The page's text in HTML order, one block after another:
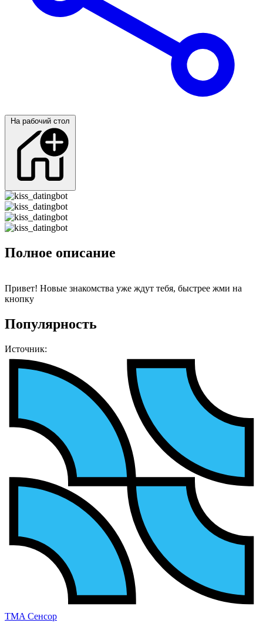
Полное описание
Привет! Новые знакомства уже ждут тебя, быстрее жми на
кнопку
Популярность
Источник:
TMA Сенсор